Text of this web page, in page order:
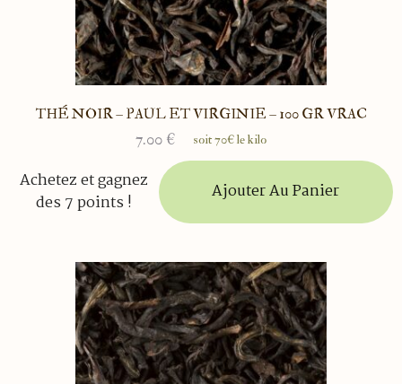
THÉ NOIR – PAUL ET VIRGINIE – 100 GR VRAC
7.00 € soit 70€ le kilo
Achetez et gagnez
des 7 points !
Ajouter Au Panier